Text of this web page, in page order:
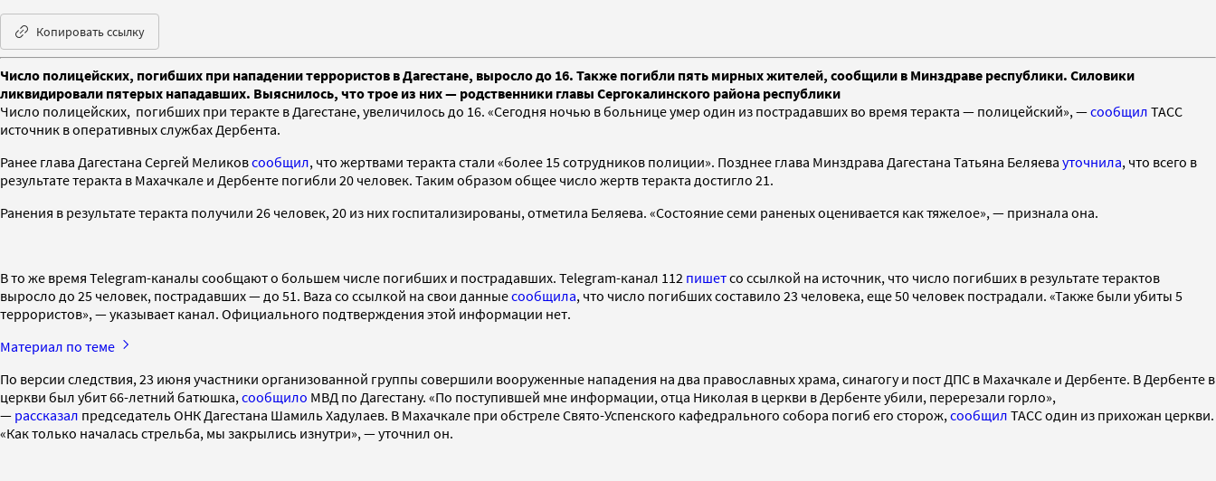
Копировать ссылку
Число полицейских, погибших при нападении террористов в Дагестане, выросло до 16. Также погибли пять мирных жителей, сообщили в Минздраве республики. Силовики
ликвидировали пятерых нападавших. Выяснилось, что трое из них — родственники главы Сергокалинского района республики
Число полицейских, погибших при теракте в Дагестане, увеличилось до 16. «Сегодня ночью в больнице умер один из пострадавших во время теракта — полицейский», —сообщил ТАСС
источник в оперативных службах Дербента.
Ранее глава Дагестана Сергей Меликовсообщил, что жертвами теракта стали «более 15 сотрудников полиции». Позднее глава Минздрава Дагестана Татьяна Беляева уточнила, что всего в
результате теракта в Махачкале и Дербенте погибли 20 человек. Таким образом общее число жертв теракта достигло 21.
Ранения в результате теракта получили 26 человек, 20 из них госпитализированы, отметила Беляева. «Состояние семи раненых оценивается как тяжелое», — признала она.
В то же время Telegram-каналы сообщают о большем числе погибших и пострадавших. Telegram-канал 112 пишетсо ссылкой на источник, что число погибших в результате терактов
выросло до 25 человек, пострадавших — до 51. Baza со ссылкой на свои данныесообщила, что число погибших составило 23 человека, еще 50 человек пострадали. «Также были убиты 5
террористов», — указывает канал. Официального подтверждения этой информации нет.
Материал по теме
По версии следствия, 23 июня участники организованной группы совершили вооруженные нападения на два православных храма, синагогу и пост ДПС в Махачкале и Дербенте. В Дербенте в
церкви был убит 66-летний батюшка, сообщило МВД по Дагестану. «По поступившей мне информации, отца Николая в церкви в Дербенте убили, перерезали горло»,
— рассказал председатель ОНК Дагестана Шамиль Хадулаев. В Махачкале при обстреле Свято-Успенского кафедрального собора погиб его сторож, сообщил ТАСС один из прихожан церкви.
«Как только началась стрельба, мы закрылись изнутри», — уточнил он.